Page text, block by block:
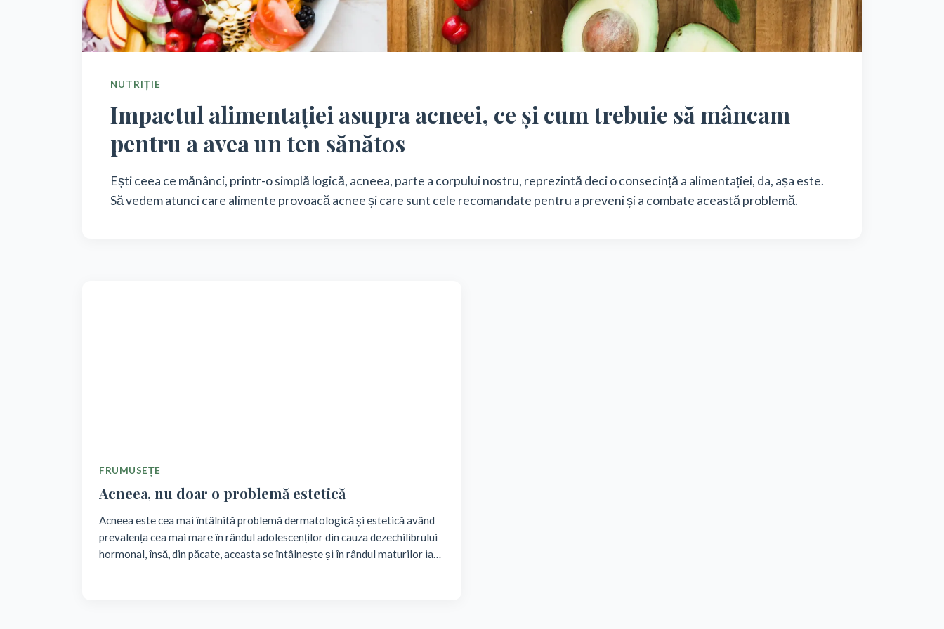
NUTRIȚIE
Impactul alimentației asupra acneei, ce și cum trebuie să mâncam
pentru a avea un ten sănătos
Ești ceea ce mănânci, printr-o simplă logică, acneea, parte a corpului nostru, reprezintă deci o consecință a alimentației, da, așa este.
Să vedem atunci care alimente provoacă acnee și care sunt cele recomandate pentru a preveni și a combate această problemă.
FRUMUSEȚE
Acneea, nu doar o problemă estetică
Acneea este cea mai întâlnită problemă dermatologică și estetică având
prevalența cea mai mare în rândul adolescenților din cauza dezechilibrului
hormonal, însă, din păcate, aceasta se întâlnește și în rândul maturilor iar